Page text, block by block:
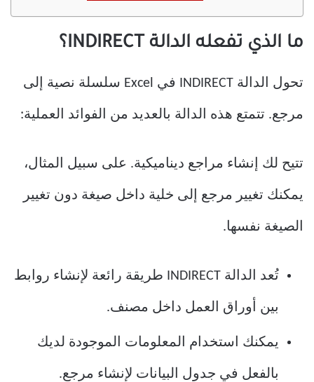
ما الذي تفعله الدالة INDIRECT؟
تحول الدالة INDIRECT في Excel سلسلة نصية إلى
مرجع. تتمتع هذه الدالة بالعديد من الفوائد العملية:
تتيح لك إنشاء مراجع ديناميكية. على سبيل المثال،
يمكنك تغيير مرجع إلى خلية داخل صيغة دون تغيير
الصيغة نفسها.
تُعد الدالة INDIRECT طريقة رائعة لإنشاء روابط
بين أوراق العمل داخل مصنف.
يمكنك استخدام المعلومات الموجودة لديك
بالفعل في جدول البيانات لإنشاء مرجع.